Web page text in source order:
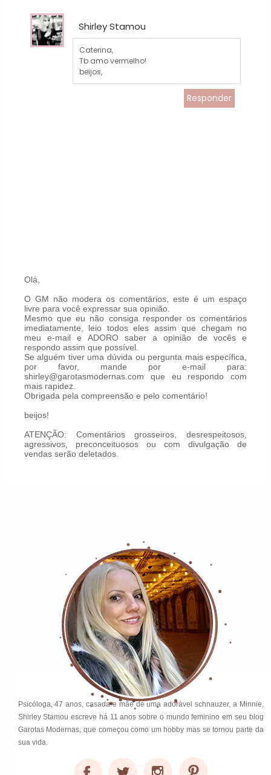
Shirley Stamou
Caterina,
Tb amo vermelho!
beijos,
Responder
Olá,
O GM não modera os comentários, este é um espaço
livre para você expressar sua opinião.
Mesmo que eu não consiga responder os comentários
imediatamente, leio todos eles assim que chegam no
meu e-mail e ADORO saber a opinião de vocês e
respondo assim que possível.
Se alguém tiver uma dúvida ou pergunta mais específica,
por favor, mande por e-mail para:
shirley@garotasmodernas.com que eu respondo com
mais rapidez.
Obrigada pela compreensão e pelo comentário!
beijos!
ATENÇÃO: Comentários grosseiros, desrespeitosos,
agressivos, preconceituosos ou com divulgação de
vendas serão deletados.
Psicóloga, 47 anos, casada e mãe de uma adorável schnauzer, a Minnie,
Shirley Stamou escreve há 11 anos sobre o mundo feminino em seu blog
Garotas Modernas, que começou como um hobby mas se tornou parte da
sua vida.